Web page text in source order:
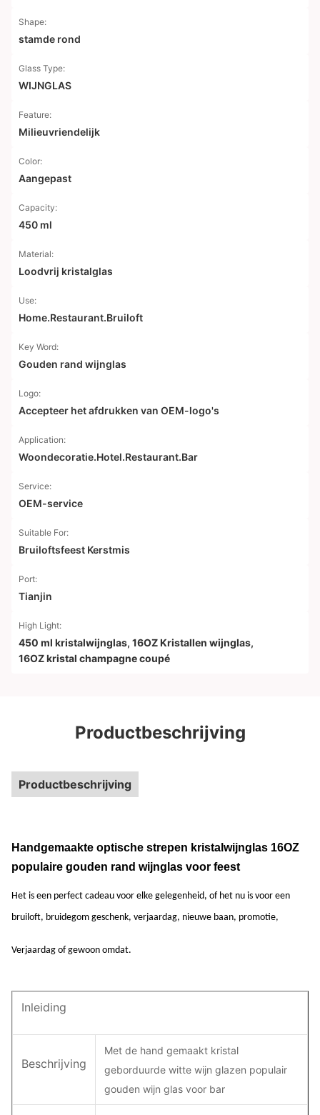
Shape:
stamde rond
Glass Type:
WIJNGLAS
Feature:
Milieuvriendelijk
Color:
Aangepast
Capacity:
450 ml
Material:
Loodvrij kristalglas
Use:
Home.Restaurant.Bruiloft
Key Word:
Gouden rand wijnglas
Logo:
Accepteer het afdrukken van OEM-logo's
Application:
Woondecoratie.Hotel.Restaurant.Bar
Service:
OEM-service
Suitable For:
Bruiloftsfeest Kerstmis
Port:
Tianjin
High Light:
450 ml kristalwijnglas, 16OZ Kristallen wijnglas,
16OZ kristal champagne coupé
Productbeschrijving
Productbeschrijving
Handgemaakte optische strepen kristalwijnglas 16OZ
populaire gouden rand wijnglas voor feest
Het is een perfect cadeau voor elke gelegenheid, of het nu is voor een
bruiloft, bruidegom geschenk, verjaardag, nieuwe baan, promotie,
Verjaardag of gewoon omdat.
Inleiding
Beschrijving
Met de hand gemaakt kristal
geborduurde witte wijn glazen populair
gouden wijn glas voor bar